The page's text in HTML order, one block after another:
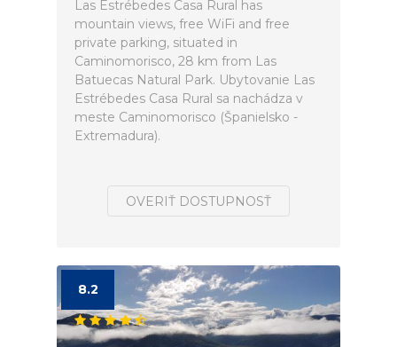
Las Estrébedes Casa Rural has
mountain views, free WiFi and free
private parking, situated in
Caminomorisco, 28 km from Las
Batuecas Natural Park. Ubytovanie Las
Estrébedes Casa Rural sa nachádza v
meste Caminomorisco (Španielsko -
Extremadura).
OVERIŤ DOSTUPNOSŤ
8.2